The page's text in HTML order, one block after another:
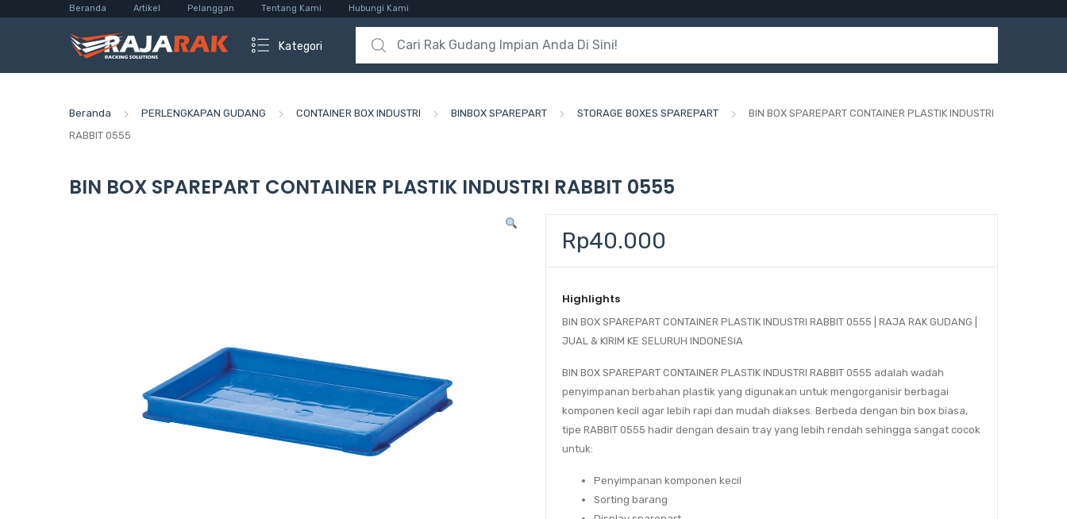
Beranda Artikel Pelanggan Tentang Kami Hubungi Kami
Kategori
Search for:
Beranda PERLENGKAPAN GUDANG CONTAINER BOX INDUSTRI BINBOX SPAREPART STORAGE BOXES SPAREPART
BIN BOX SPAREPART CONTAINER PLASTIK INDUSTRI
RABBIT 0555
BIN BOX SPAREPART CONTAINER PLASTIK INDUSTRI RABBIT 0555
Rp40.000
Highlights
BIN BOX SPAREPART CONTAINER PLASTIK INDUSTRI RABBIT 0555 | RAJA RAK GUDANG |
JUAL & KIRIM KE SELURUH INDONESIA
BIN BOX SPAREPART CONTAINER PLASTIK INDUSTRI RABBIT 0555 adalah wadah
penyimpanan berbahan plastik yang digunakan untuk mengorganisir berbagai
komponen kecil agar lebih rapi dan mudah diakses. Berbeda dengan bin box biasa,
tipe RABBIT 0555 hadir dengan desain tray yang lebih rendah sehingga sangat cocok
untuk:
Penyimpanan komponen kecil
Sorting barang